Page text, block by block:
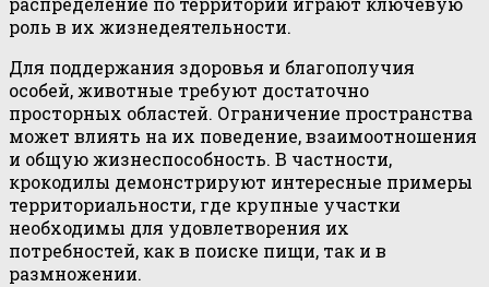
роль в их жизнедеятельности.
Для поддержания здоровья и благополучия
особей, животные требуют достаточно
просторных областей. Ограничение пространства
может влиять на их поведение, взаимоотношения
и общую жизнеспособность. В частности,
крокодилы демонстрируют интересные примеры
территориальности, где крупные участки
необходимы для удовлетворения их
потребностей, как в поиске пищи, так и в
размножении.